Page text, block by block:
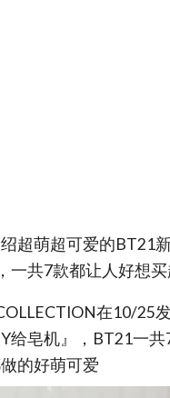
超萌超可爱的BT21
一共7款都让人好想
在10/25
给皂机』，BT21一
的好萌可爱